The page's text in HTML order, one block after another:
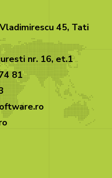
45, Tati
nr. 16, et.1
81